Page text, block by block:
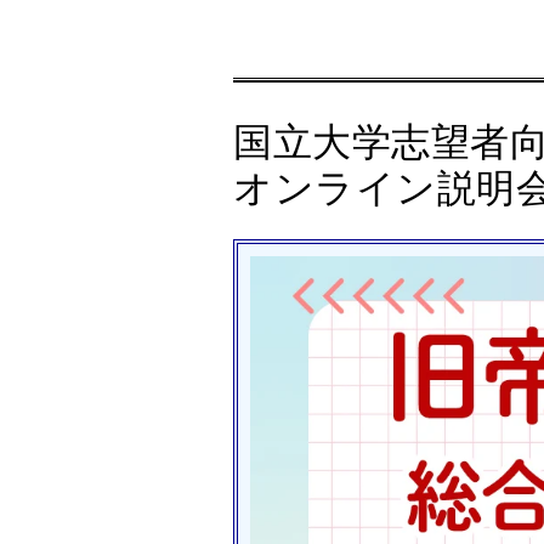
国立大学志望者
オンライン説明